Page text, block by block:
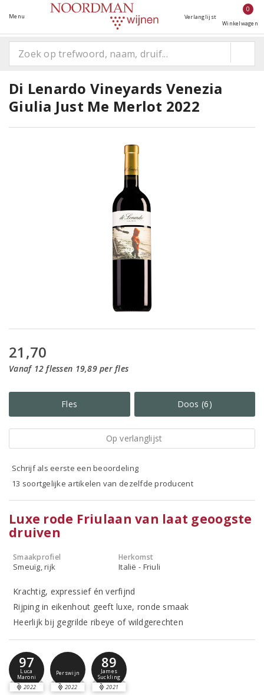
Menu Verlanglijst
0
Winkelwagen
Di Lenardo Vineyards Venezia
Giulia Just Me Merlot 2022
21,70
Vanaf 12 flessen 19,89 per fles
Fles Doos (6)
Op verlanglijst
Schrijf als eerste een beoordeling
13 soortgelijke artikelen van dezelfde producent
Luxe rode Friulaan van laat geoogste
druiven
Smaakprofiel
Smeuïg, rijk
Herkomst
Italië - Friuli
Krachtig, expressief én verfijnd
Rijping in eikenhout geeft luxe, ronde smaak
Heerlijk bij gegrilde ribeye of wildgerechten
97
Luca
Maroni
2022
Perswijn
2022
89
James
Suckling
2021